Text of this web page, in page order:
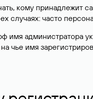
кому
случаях: часто
имя администратора
чье имя